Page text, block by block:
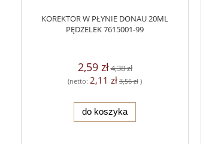
KOREKTOR W PŁYNIE DONAU 20ML
PĘDZELEK 7615001-99
2,59 zł4,38 zł
(netto: 2,11 zł 3,56 zł )
do koszyka